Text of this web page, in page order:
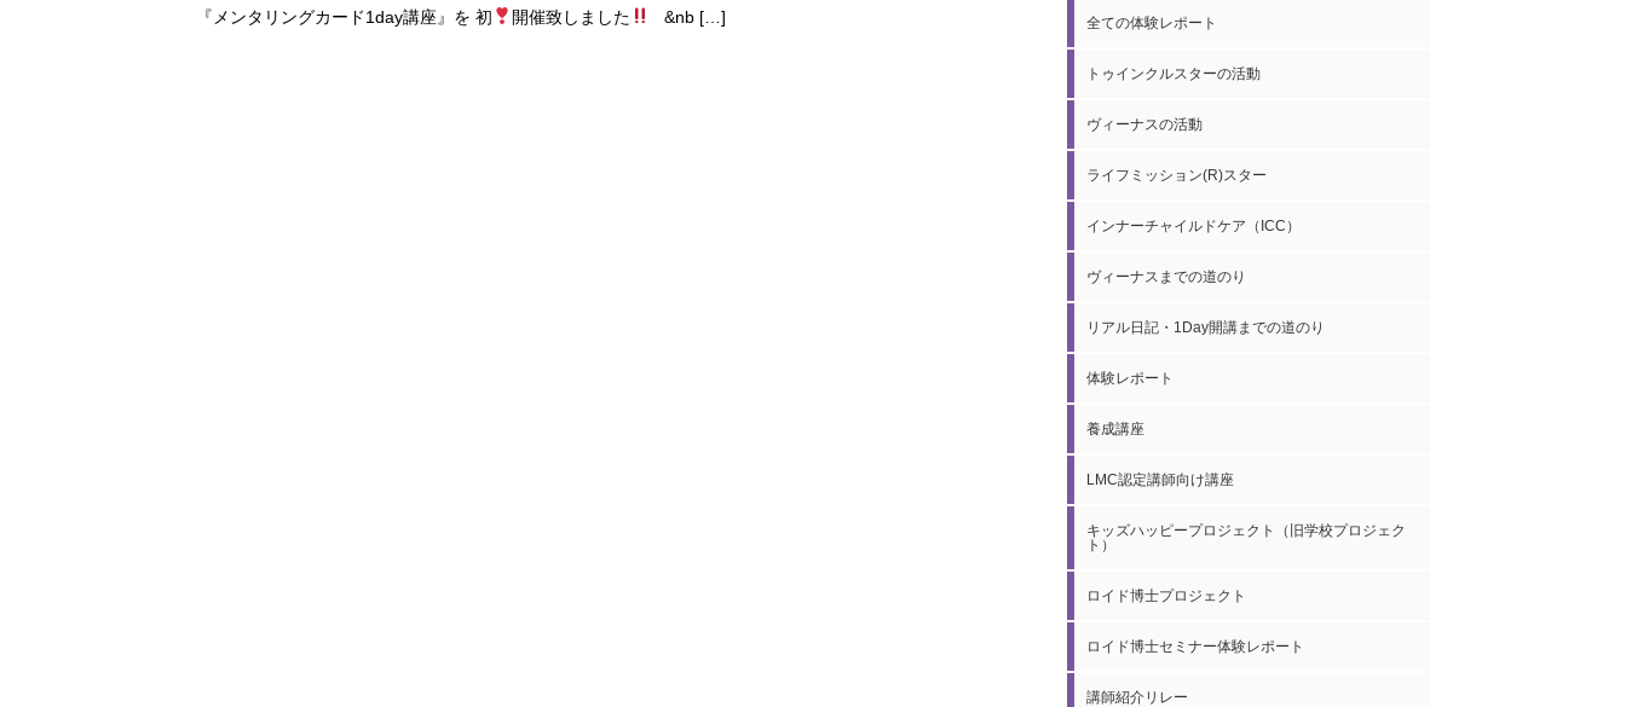
『メンタリングカード1day講座』を 初
開催致しました &nb […] 全ての体験レポート
トゥインクルスターの活動
ヴィーナスの活動
ライフミッション(R)スター
インナーチャイルドケア（ICC）
ヴィーナスまでの道のり
リアル日記・1Day開講までの道のり
体験レポート
養成講座
LMC認定講師向け講座
キッズハッピープロジェクト（旧学校プロジェク
ト）
ロイド博士プロジェクト
ロイド博士セミナー体験レポート
講師紹介リレー